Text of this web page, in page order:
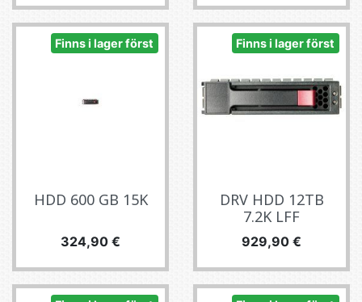
Finns i lager först
HDD 600 GB 15K
Pris
324,90 €
Finns i lager först
DRV HDD 12TB
7.2K LFF
Pris
929,90 €